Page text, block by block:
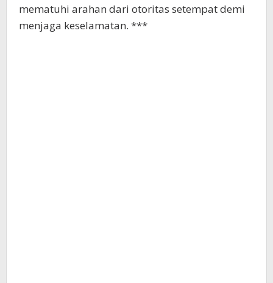
mematuhi arahan dari otoritas setempat demi
menjaga keselamatan. ***